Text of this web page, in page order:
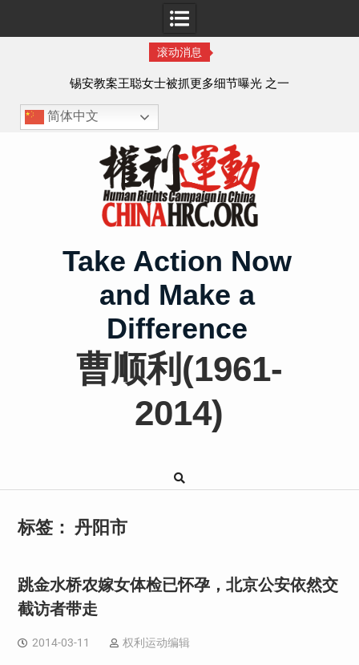
滚动消息
锡安教案王聪女士被抓更多细节曝光 之一
简体中文
Take Action Now
and Make a
Difference
曹顺利(1961-
2014)
标签： 丹阳市
跳金水桥农嫁女体检已怀孕，北京公安依然交
截访者带走
2014-03-11 权利运动编辑